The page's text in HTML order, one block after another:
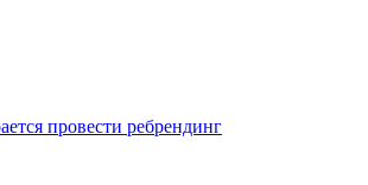
провести ребрендинг